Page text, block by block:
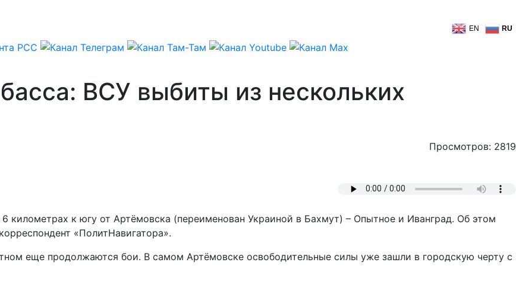
EN RU
ВСУ выбиты из нескольких
Просмотров: 2819
километрах к югу от Артёмовска (переименован Украиной в Бахмут) – Опытное и Иванград. Об этом
«ПолитНавигатора».
еще продолжаются бои. В самом Артёмовске освободительные силы уже зашли в городскую черту с